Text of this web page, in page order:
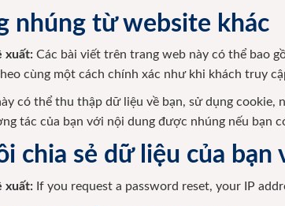
nhúng từ website khác
xuất: Các bài viết trên trang web này có thể bao
cùng một cách chính xác như khi khách truy
có thể thu thập dữ liệu về bạn, sử dụng
tác của bạn với nội dung được nhúng nếu bạn
chia sẻ dữ liệu của bạn
xuất: If you request a password reset, your IP